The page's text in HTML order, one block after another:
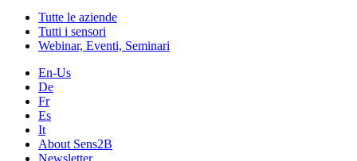
Tutte le aziende
Tutti i sensori
Webinar, Eventi, Seminari
En-Us
De
Fr
Es
It
About Sens2B
Newsletter